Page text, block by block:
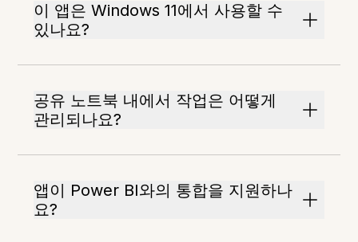
이 앱은 Windows 11에서 사용할 수
있나요?
공유 노트북 내에서 작업은 어떻게
관리되나요?
앱이 Power BI와의 통합을 지원하나
요?